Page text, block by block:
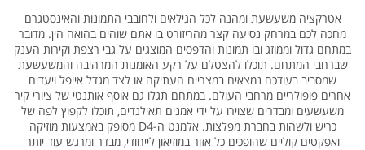
הכפתור
אטרקציה משעשעת ומהנה לכל הגילאים ולחובבי התמונות והאינסטגרם
מחכה לכם במרחק נסיעה קצר מהריזורט בו אתם שוהים בהואה הין. מדובר
במתחם גדול וממוזג ובו תמונות והדפסים המוצגים על גבי רצפת וקירות הענק
שברחבי המתחם. תוכלו להצטלם על רקע האומנות המרהיבה והמשעשעת
שמסביב בעודכם נמצאים במצריים העתיקה או לצד מגדל אייפל ויעדים
אחרים פופולריים מרחבי העולם. במתחם תגלו גם אוסף אותנטי של ציורי קיר
משעשעים ומבדרים שצוירו על ידי אמנים תאילנדים, תוכלו לקפוץ לפה של
כריש ולשהות בחברת מפלצות. אלמנט ה-D4 מסופק באמצעות מוזיקה
ואפקטים קוליים שהופכים כל אזור במוזיאון לייחודי, מבדר ומרגש עוד יותר